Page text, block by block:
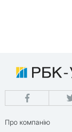
Про компанію